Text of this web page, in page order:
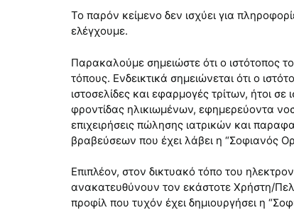
Το παρόν κείμενο δεν ισχύει για
ελέγχουμε.
Παρακαλούμε σημειώστε ότι ο ιστότοπος
τόπους. Ενδεικτικά σημειώνεται ότι ο
ιστοσελίδες και εφαρμογές τρίτων, ήτοι
φροντίδας ηλικιωμένων, εφημερεύοντα
επιχειρήσεις πώλησης ιατρικών και
βραβεύσεων που έχει λάβει η “Σοφιανός
Επιπλέον, στον δικτυακό τόπο του
ανακατευθύνουν τον εκάστοτε Χρήστη/
προφίλ που τυχόν έχει δημιουργήσει η